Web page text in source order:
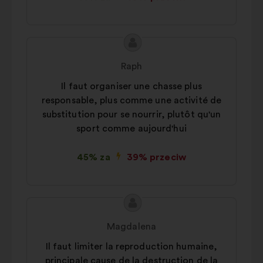
Raph
Il faut organiser une chasse plus
responsable, plus comme une activité de
substitution pour se nourrir, plutôt qu'un
sport comme aujourd'hui
45% za 39% przeciw
Magdalena
Il faut limiter la reproduction humaine,
principale cause de la destruction de la